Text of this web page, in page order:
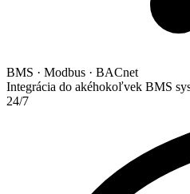
BMS · Modbus · BACnet
Integrácia do akéhokoľvek BMS
24/7